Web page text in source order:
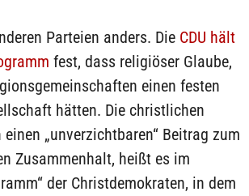
Parteien anders. Die CDU hält
fest, dass religiöser Glaube,
einen festen
hätten. Die christlichen
„unverzichtbaren“ Beitrag zum
Zusammenhalt, heißt es im
der Christdemokraten, in dem